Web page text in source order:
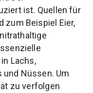
ist. Quellen für
zum Beispiel Eier,
Lachs,
und Nüssen. Um
zu verfolgen